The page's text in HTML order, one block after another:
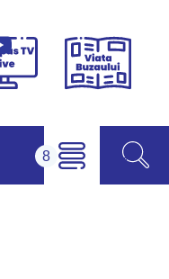
Campus
Viața